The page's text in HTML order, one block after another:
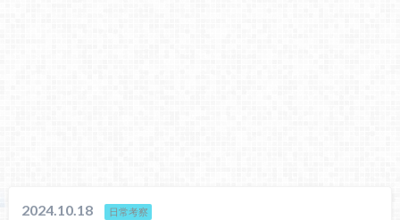
2024.10.18 日常考察